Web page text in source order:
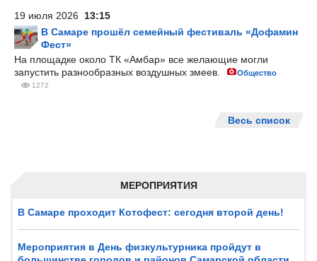
МЕРОПРИЯТИЯ
В Самаре проходит Котофест: сегодня второй день!
Мероприятия в День физкультурника пройдут в
19 июля 2026 13:15
В Самаре прошёл семейный фестиваль «Дофамин
Фест»
На площадке около ТК «Амбар» все желающие могли
запустить разнообразных воздушных змеев.
Общество
1272
Весь список